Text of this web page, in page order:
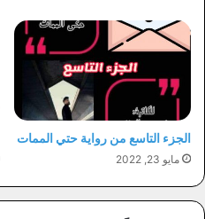
الجزء التاسع من رواية حتي الممات
مايو 23, 2022